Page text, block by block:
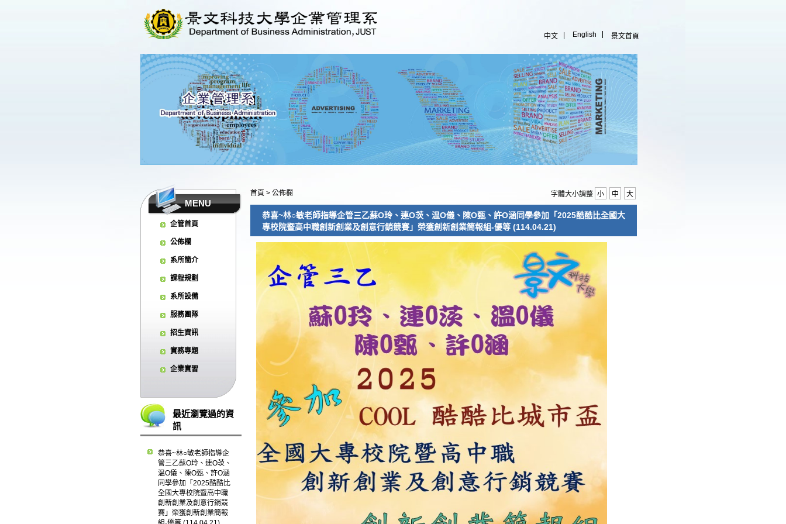
中文 English 景文首頁
MENU
企管首頁
公佈欄
系所簡介
課程規劃
系所設備
服務團隊
招生資訊
實務專題
企業實習
最近瀏覽過的資
訊
恭喜~林○敏老師指導企
管三乙蘇O玲、連O茨、
温O儀、陳O甄、許O涵
同學參加「2025酷酷比
全國大專校院暨高中職
創新創業及創意行銷競
賽」榮獲創新創業簡報
首頁 > 公佈欄 字體大小調整 小 中 大
恭喜~林○敏老師指導企管三乙蘇O玲、連O茨、温O儀、陳O甄、許O涵同學參加「2025酷酷比全國大
專校院暨高中職創新創業及創意行銷競賽」榮獲創新創業簡報組-優等 (114.04.21)